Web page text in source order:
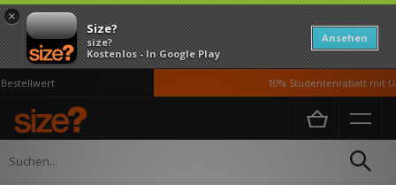
×
Size?
size?
Kostenlos - In Google Play
Ansehen
10% Studentenrabatt mit
Home Herren